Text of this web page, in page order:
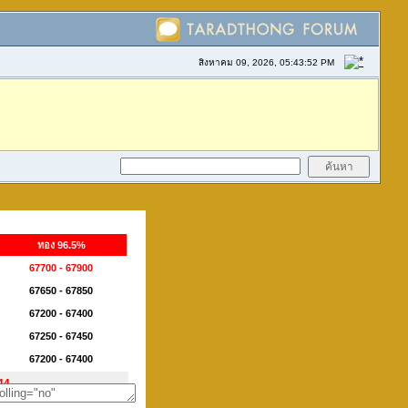
สิงหาคม 09, 2026, 05:43:52 PM